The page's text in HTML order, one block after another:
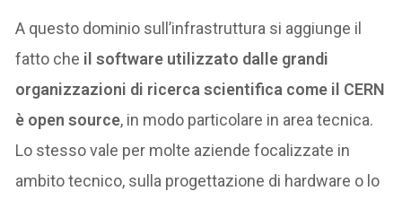
A questo dominio sull’infrastruttura si aggiunge il
fatto che il software utilizzato dalle grandi
organizzazioni di ricerca scientifica come il CERN
è open source, in modo particolare in area tecnica.
Lo stesso vale per molte aziende focalizzate in
ambito tecnico, sulla progettazione di hardware o lo